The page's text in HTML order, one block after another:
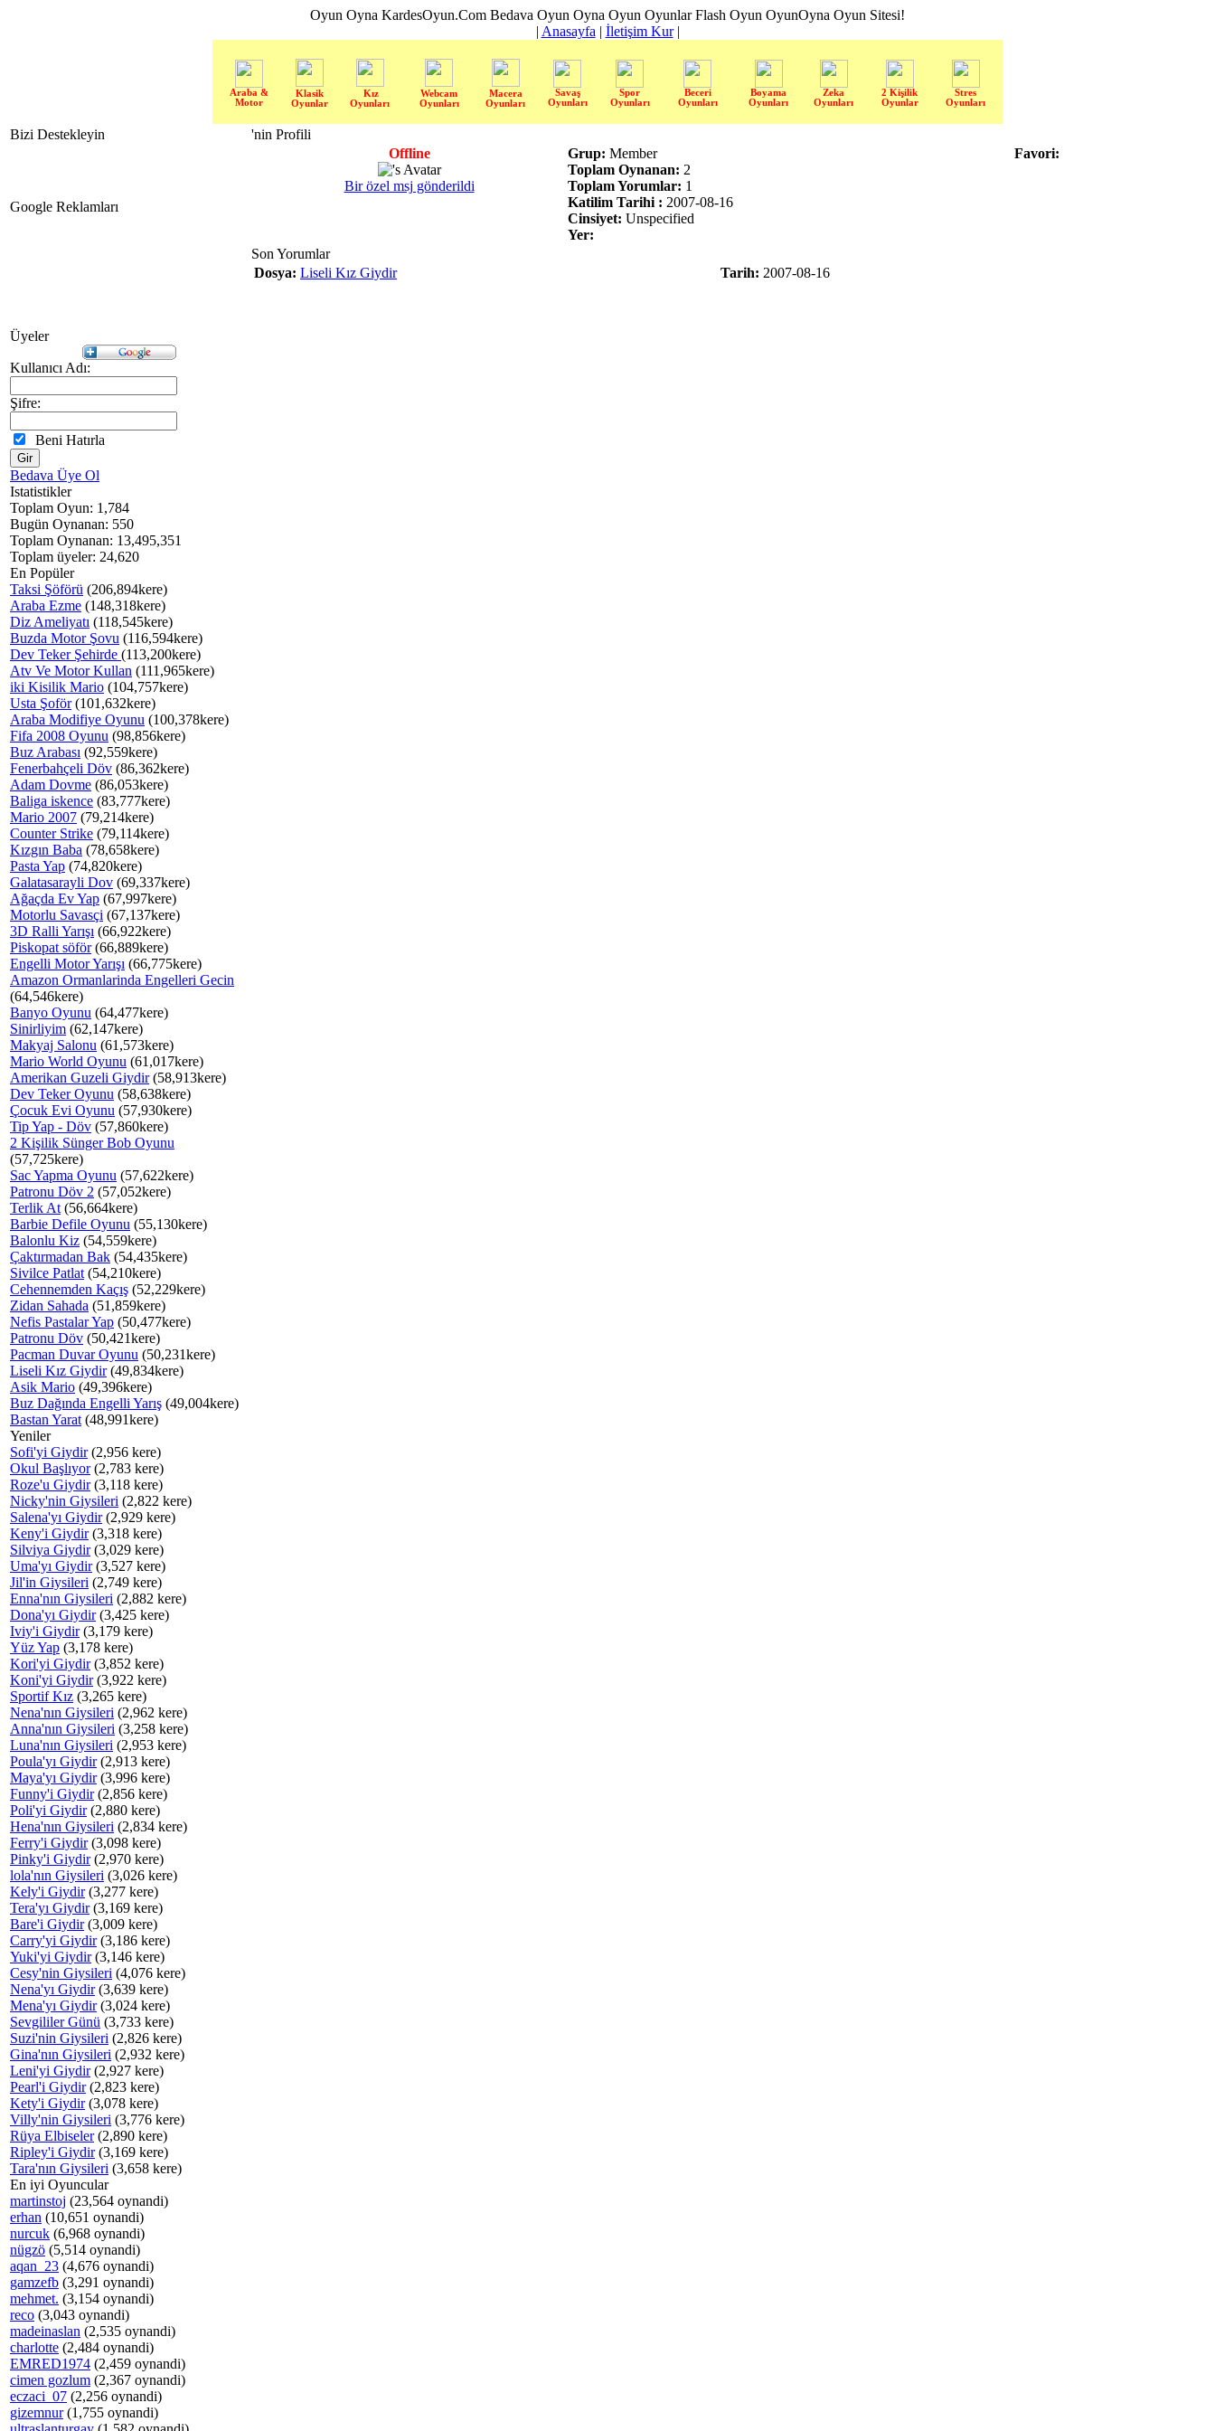
Oyun Oyna KardesOyun.Com Bedava Oyun Oyna Oyun Oyunlar Flash Oyun OyunOyna Oyun Sitesi!
| Anasayfa | İletişim Kur|
Araba &
Motor
Klasik
Oyunlar
Kız
Oyunları
Webcam
Oyunları
Macera
Oyunları
Savaş
Oyunları
Spor
Oyunları
Beceri
Oyunları
Boyama
Oyunları
Zeka
Oyunları
2 Kişilik
Oyunlar
Stres
Oyunları
Bizi Destekleyin
Google Reklamları
Üyeler
Kullanıcı Adı:
Şifre:
Beni Hatırla
Bedava Üye Ol
Istatistikler
Toplam Oyun: 1,784
Bugün Oynanan: 550
Toplam Oynanan: 13,495,351
Toplam üyeler: 24,620
En Popüler
Taksi Şöförü (206,894kere)
Araba Ezme (148,318kere)
Diz Ameliyatı (118,545kere)
Buzda Motor Şovu (116,594kere)
Dev Teker Şehirde (113,200kere)
Atv Ve Motor Kullan (111,965kere)
iki Kisilik Mario (104,757kere)
Usta Şoför(101,632kere)
Araba Modifiye Oyunu (100,378kere)
Fifa 2008 Oyunu (98,856kere)
Buz Arabası (92,559kere)
Fenerbahçeli Döv (86,362kere)
Adam Dovme (86,053kere)
Baliga iskence (83,777kere)
Mario 2007 (79,214kere)
Counter Strike (79,114kere)
Kızgın Baba (78,658kere)
Pasta Yap (74,820kere)
Galatasarayli Dov (69,337kere)
Ağaçda Ev Yap (67,997kere)
Motorlu Savasçi (67,137kere)
3D Ralli Yarışı (66,922kere)
Piskopat söför(66,889kere)
Engelli Motor Yarışı (66,775kere)
Amazon Ormanlarinda Engelleri Gecin
(64,546kere)
Banyo Oyunu (64,477kere)
Sinirliyim (62,147kere)
Makyaj Salonu (61,573kere)
Mario World Oyunu (61,017kere)
Amerikan Guzeli Giydir(58,913kere)
Dev Teker Oyunu (58,638kere)
Çocuk Evi Oyunu (57,930kere)
Tip Yap - Döv (57,860kere)
2 Kişilik Sünger Bob Oyunu
(57,725kere)
Sac Yapma Oyunu (57,622kere)
Patronu Döv 2 (57,052kere)
Terlik At (56,664kere)
Barbie Defile Oyunu (55,130kere)
Balonlu Kiz (54,559kere)
Çaktırmadan Bak (54,435kere)
Sivilce Patlat (54,210kere)
Cehennemden Kaçış (52,229kere)
Zidan Sahada (51,859kere)
Nefis Pastalar Yap (50,477kere)
Patronu Döv (50,421kere)
Pacman Duvar Oyunu (50,231kere)
Liseli Kız Giydir(49,834kere)
Asik Mario (49,396kere)
Buz Dağında Engelli Yarış (49,004kere)
Bastan Yarat (48,991kere)
Yeniler
Sofi'yi Giydir(2,956 kere)
Okul Başlıyor(2,783 kere)
Roze'u Giydir(3,118 kere)
Nicky'nin Giysileri (2,822 kere)
Salena'yı Giydir(2,929 kere)
Keny'i Giydir(3,318 kere)
Silviya Giydir(3,029 kere)
Uma'yı Giydir(3,527 kere)
Jil'in Giysileri (2,749 kere)
Enna'nın Giysileri (2,882 kere)
Dona'yı Giydir(3,425 kere)
Iviy'i Giydir(3,179 kere)
Yüz Yap (3,178 kere)
Kori'yi Giydir(3,852 kere)
Koni'yi Giydir(3,922 kere)
Sportif Kız (3,265 kere)
Nena'nın Giysileri (2,962 kere)
Anna'nın Giysileri (3,258 kere)
Luna'nın Giysileri (2,953 kere)
Poula'yı Giydir(2,913 kere)
Maya'yı Giydir(3,996 kere)
Funny'i Giydir(2,856 kere)
Poli'yi Giydir(2,880 kere)
Hena'nın Giysileri (2,834 kere)
Ferry'i Giydir(3,098 kere)
Pinky'i Giydir(2,970 kere)
lola'nın Giysileri (3,026 kere)
Kely'i Giydir(3,277 kere)
Tera'yı Giydir(3,169 kere)
Bare'i Giydir(3,009 kere)
Carry'yi Giydir(3,186 kere)
Yuki'yi Giydir(3,146 kere)
Cesy'nin Giysileri (4,076 kere)
Nena'yı Giydir(3,639 kere)
Mena'yı Giydir(3,024 kere)
Sevgililer Günü (3,733 kere)
Suzi'nin Giysileri (2,826 kere)
Gina'nın Giysileri (2,932 kere)
Leni'yi Giydir(2,927 kere)
Pearl'i Giydir(2,823 kere)
Kety'i Giydir(3,078 kere)
Villy'nin Giysileri (3,776 kere)
Rüya Elbiseler(2,890 kere)
Ripley'i Giydir(3,169 kere)
Tara'nın Giysileri (3,658 kere)
En iyi Oyuncular
martinstoj (23,564 oynandi)
erhan (10,651 oynandi)
nurcuk (6,968 oynandi)
nügzö (5,514 oynandi)
aqan_23 (4,676 oynandi)
gamzefb (3,291 oynandi)
mehmet. (3,154 oynandi)
reco (3,043 oynandi)
madeinaslan (2,535 oynandi)
charlotte (2,484 oynandi)
EMRED1974 (2,459 oynandi)
cimen gozlum (2,367 oynandi)
eczaci_07 (2,256 oynandi)
gizemnur(1,755 oynandi)
'nin Profili
Offline
Bir özel msj gönderildi
Grup: Member
Toplam Oynanan: 2
Toplam Yorumlar: 1
Katilim Tarihi : 2007-08-16
Cinsiyet: Unspecified
Yer:
Favori:
Son Yorumlar
Dosya: Liseli Kız Giydir Tarih: 2007-08-16